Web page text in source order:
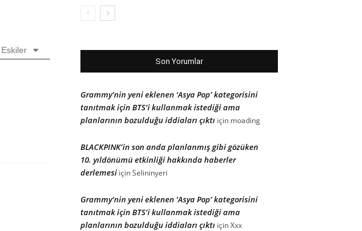
Eskiler
Son Yorumlar
Grammy’nin yeni eklenen ‘Asya Pop’ kategorisini
tanıtmak için BTS’i kullanmak istediği ama
planlarının bozulduğu iddiaları çıktı için moading
BLACKPINK’in son anda planlanmış gibi gözüken
10. yıldönümü etkinliği hakkında haberler
derlemesi içinSelininyeri
Grammy’nin yeni eklenen ‘Asya Pop’ kategorisini
tanıtmak için BTS’i kullanmak istediği ama
planlarının bozulduğu iddiaları çıktı içinXxx